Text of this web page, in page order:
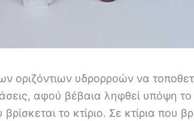
οριζόντιων υδρορροών να
αφού βέβαια ληφθεί υπόψη το
το κτίριο. Σε κτίρια που